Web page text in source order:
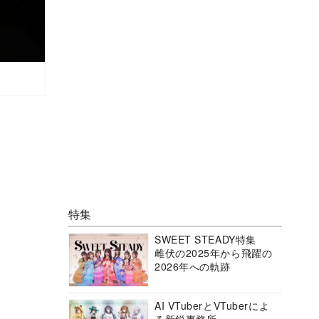
特集
SWEET STEADY特集
雌伏の2025年から飛躍の
2026年への軌跡
AI VTuberとVTuberによ